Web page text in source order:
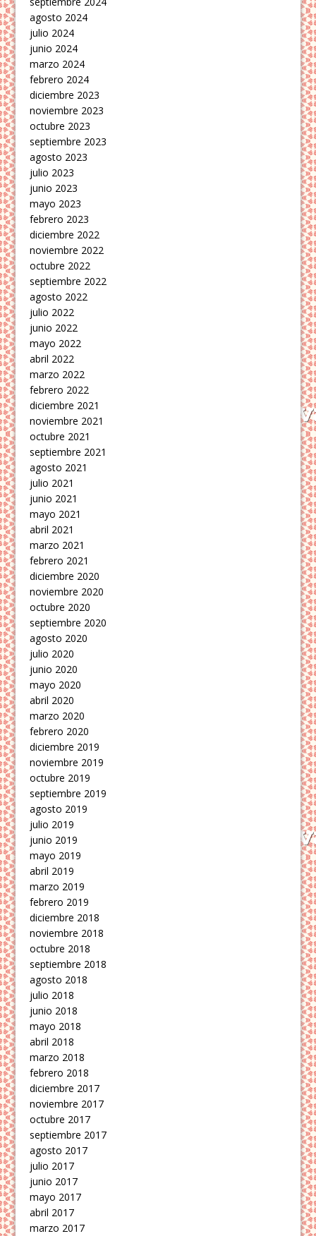
agosto 2024
julio 2024
junio 2024
marzo 2024
febrero 2024
diciembre 2023
noviembre 2023
octubre 2023
septiembre 2023
agosto 2023
julio 2023
junio 2023
mayo 2023
febrero 2023
diciembre 2022
noviembre 2022
octubre 2022
septiembre 2022
agosto 2022
julio 2022
junio 2022
mayo 2022
abril 2022
marzo 2022
febrero 2022
diciembre 2021
noviembre 2021
octubre 2021
septiembre 2021
agosto 2021
julio 2021
junio 2021
mayo 2021
abril 2021
marzo 2021
febrero 2021
diciembre 2020
noviembre 2020
octubre 2020
septiembre 2020
agosto 2020
julio 2020
junio 2020
mayo 2020
abril 2020
marzo 2020
febrero 2020
diciembre 2019
noviembre 2019
octubre 2019
septiembre 2019
agosto 2019
julio 2019
junio 2019
mayo 2019
abril 2019
marzo 2019
febrero 2019
diciembre 2018
noviembre 2018
octubre 2018
septiembre 2018
agosto 2018
julio 2018
junio 2018
mayo 2018
abril 2018
marzo 2018
febrero 2018
diciembre 2017
noviembre 2017
octubre 2017
septiembre 2017
agosto 2017
julio 2017
junio 2017
mayo 2017
abril 2017
marzo 2017